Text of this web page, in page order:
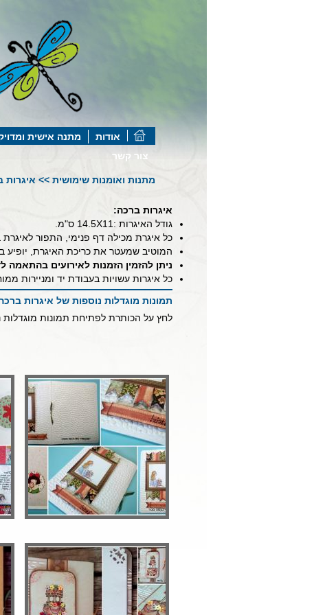
אודות מתנה אישית
צור קשר
מתנות ואומנות שימושית >> איגרות
איגרות ברכה:
גודל האיגרות :11
X14.5 ס"מ.
כל איגרת מכילה דף פנימי, התפור
המוטיב שמעטר את כריכת האיגרת, יופיע
ניתן להזמין הזמנות לאירועים בהתאמה
כל איגרות עשויות בעבודת יד ומניירות
תמונות מוגדלות נוספות של איגרות
לחץ על הכותרת לפתיחת תמונות מוגדלות